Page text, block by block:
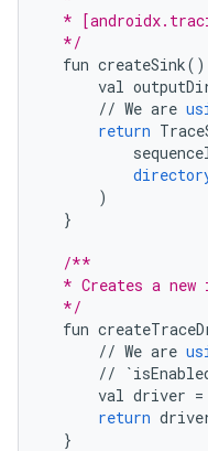
*
  */
fun createSink()
val
// We are
return
)
}
/**
* Creates a new
  */
fun
// We are
//
val driver =
return
}